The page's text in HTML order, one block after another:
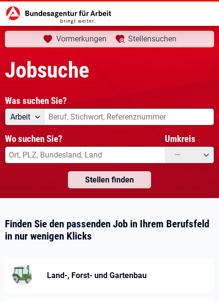
Startseite aktuelle Seite:
Jobsuche
Vormerkungen Stellensuchen
Jobsuche
Was suchen Sie?
Angebotsart
Arbeit Was suchen Sie?
Wo suchen Sie? Umkreis
—
Stellen finden
Finden Sie den passenden Job in Ihrem Berufsfeld
in nur wenigen Klicks
Land-, Forst- und Gartenbau